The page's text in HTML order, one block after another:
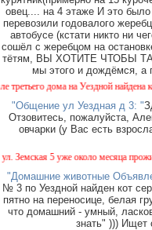
овец.... на 4 этаже И это
перевозили годовалого
автобусе (кстати никто ни
сошёл с жеребцом на
тётям, ВЫ ХОТИТЕ ЧТОБЫ
мы этого и дождёмся, а
дома на Уездной найдена
"Общение ул Уездная д 3: "
Отзовитесь, пожалуйста,
овчарки (у Вас есть
5 уже около месяца
"Домашние животные
№ 3 по Уездной найден кот
пятно на переносице, белая
что домашний - умный,
знать" ))) Ищет